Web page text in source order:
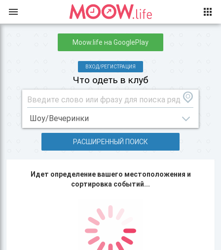
Moow.life на GooglePlay
ВХОД/РЕГИСТРАЦИЯ
Что одеть в клуб
РАСШИРЕННЫЙ ПОИСК
Идет определение вашего местоположения и
сортировка событий...